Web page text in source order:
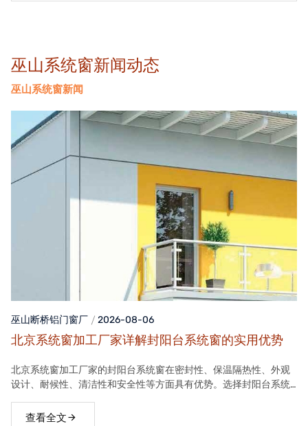
巫山系统窗新闻动态
巫山系统窗新闻
巫山断桥铝门窗厂 2026-08-06
北京系统窗加工厂家详解封阳台系统窗的实用优势
北京系统窗加工厂家的封阳台系统窗在密封性、保温隔热性、外观
设计、耐候性、清洁性和安全性等方面具有优势。选择封阳台系统
体验。
查看全文